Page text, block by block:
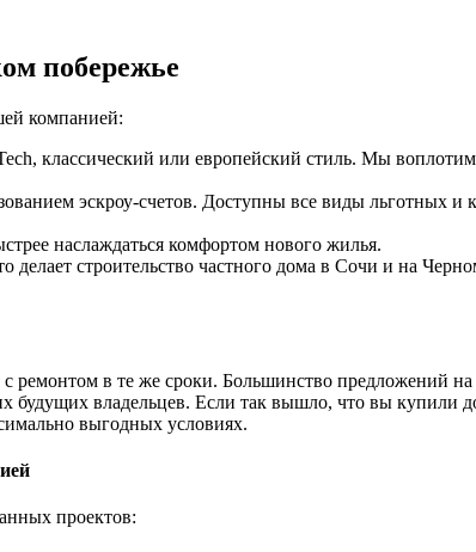
побережье
компанией:
классический или европейский стиль. Мы
эскроу-счетов. Доступны все виды льготных
наслаждаться комфортом нового жилья.
строительство частного дома в Сочи и на
в те же сроки. Большинство предложений
будущих владельцев. Если так вышло, что вы купили
выгодных условиях.
проектов: